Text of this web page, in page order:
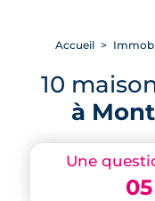
Une
Accueil
10
à